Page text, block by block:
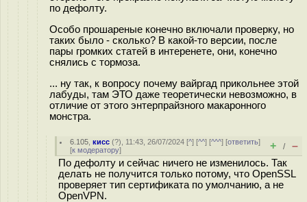
по дефолту.
Особо прошареные конечно включали проверку, но
таких было - сколько? В какой-то версии, после
пары громких статей в интеренете, они, конечно
снялись с тормоза.
... ну так, к вопросу почему вайргад прикольнее этой
лабуды, там ЭТО даже теоретически невозможно, в
отличие от этого энтерпрайзного макаронного
монстра.
6.105 ,кисс (?), 11:43, 26/07/2024 [^] [^^] [^^^] [ответить]
[к модератору] + / –
По дефолту и сейчас ничего не изменилось. Так
делать не получится только потому, что OpenSSL
проверяет тип сертификата по умолчанию, а не
OpenVPN.